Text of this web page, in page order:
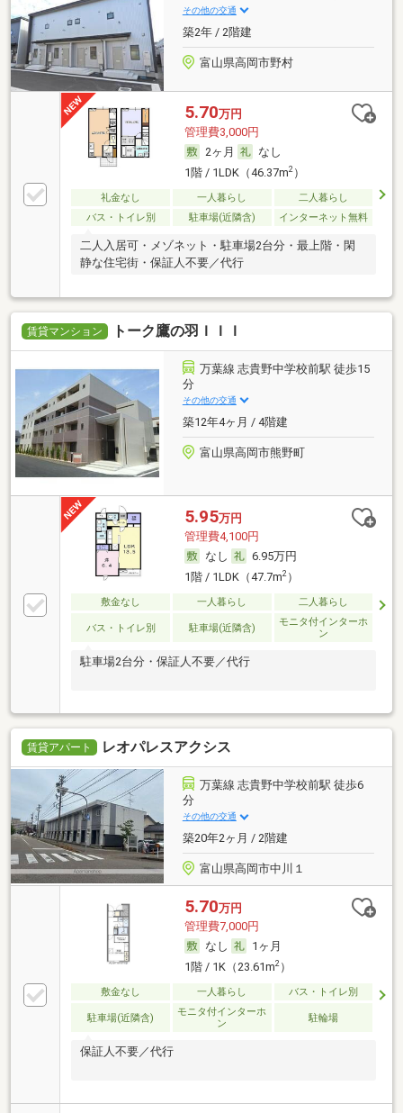
その他の交通
築2年 / 2階建
富山県高岡市野村
5.70万円
管理費3,000円
2ヶ月
なし
1階 / 1LDK（46.37m2）
礼金なし 一人暮らし
二人暮らし
バス・トイレ別
駐車場(近隣含) インターネット無料
二人入居可・メゾネット・駐車場2台分・最上階・閑
静な住宅街・保証人不要／代行
賃貸マンション トーク鷹の羽ＩＩＩ
万葉線 志貴野中学校前駅 徒歩15
分
その他の交通
築12年4ヶ月 / 4階建
富山県高岡市熊野町
5.95万円
管理費4,100円
なし
6.95万円
1階 / 1LDK（47.7m2）
敷金なし 一人暮らし 二人暮らし
バス・トイレ別 駐車場(近隣含)
モニタ付インターホ
ン
駐車場2台分・保証人不要／代行
賃貸アパート レオパレスアクシス
万葉線 志貴野中学校前駅 徒歩6
分
その他の交通
築20年2ヶ月 / 2階建
富山県高岡市中川１
5.70万円
管理費7,000円
なし
1ヶ月
1階 / 1K（23.61m2）
敷金なし 一人暮らし バス・トイレ別
駐車場(近隣含)
モニタ付インターホ
ン
駐輪場
保証人不要／代行